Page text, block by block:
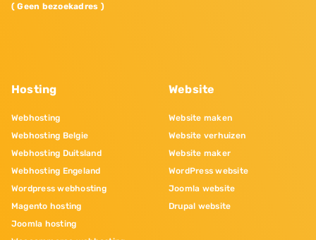
( Geen bezoekadres )
Hosting
Webhosting
Webhosting Belgie
Webhosting Duitsland
Webhosting Engeland
Wordpress webhosting
Magento hosting
Joomla hosting
Website
Website maken
Website verhuizen
Website maker
WordPress website
Joomla website
Drupal website